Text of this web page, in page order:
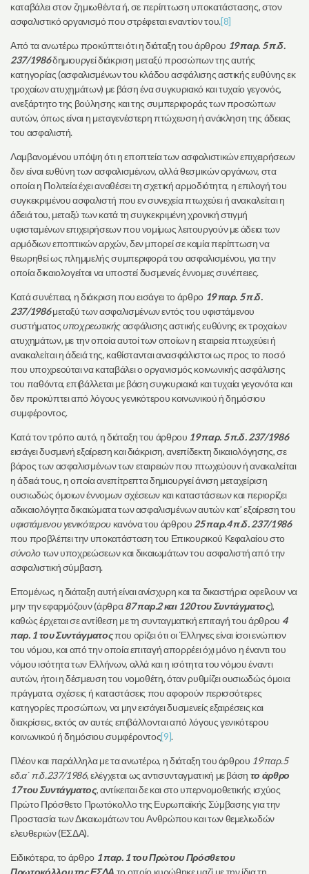
καταβάλει στον ζημιωθέντα ή, σε περίπτωση υποκατάστασης, στον
ασφαλιστικό οργανισμό που στρέφεται εναντίον του.[8]
Από τα ανωτέρω προκύπτει ότι η διάταξη του άρθρου 19 παρ. 5 π.δ.
237/1986δημιουργεί διάκριση μεταξύ προσώπων της αυτής
κατηγορίας (ασφαλισμένων του κλάδου ασφάλισης αστικής ευθύνης εκ
τροχαίων ατυχημάτων) με βάση ένα συγκυριακό και τυχαίο γεγονός,
ανεξάρτητο της βούλησης και της συμπεριφοράς των προσώπων
αυτών, όπως είναι η μεταγενέστερη πτώχευση ή ανάκληση της άδειας
του ασφαλιστή.
Λαμβανομένου υπόψη ότι η εποπτεία των ασφαλιστικών επιχειρήσεων
δεν είναι ευθύνη των ασφαλισμένων, αλλά θεσμικών οργάνων, στα
οποία η Πολιτεία έχει αναθέσει τη σχετική αρμοδιότητα, η επιλογή του
συγκεκριμένου ασφαλιστή που εν συνεχεία πτωχεύει ή ανακαλείται η
άδειά του, μεταξύ των κατά τη συγκεκριμένη χρονική στιγμή
υφισταμένων επιχειρήσεων που νομίμως λειτουργούν με άδεια των
αρμόδιων εποπτικών αρχών, δεν μπορεί σε καμία περίπτωση να
θεωρηθεί ως πλημμελής συμπεριφορά του ασφαλισμένου, για την
οποία δικαιολογείται να υποστεί δυσμενείς έννομες συνέπειες.
Κατά συνέπεια, η διάκριση που εισάγει το άρθρο 19 παρ. 5 π.δ.
237/1986μεταξύ των ασφαλισμένων εντός του υφιστάμενου
συστήματοςυποχρεωτικήςασφάλισης αστικής ευθύνης εκ τροχαίων
ατυχημάτων, με την οποία αυτοί των οποίων η εταιρεία πτωχεύει ή
ανακαλείται η άδειά της, καθίστανται ανασφάλιστοι ως προς το ποσό
που υποχρεούται να καταβάλει ο οργανισμός κοινωνικής ασφάλισης
του παθόντα, επιβάλλεται με βάση συγκυριακά και τυχαία γεγονότα και
δεν προκύπτει από λόγους γενικότερου κοινωνικού ή δημόσιου
συμφέροντος.
Κατά τον τρόπο αυτό, η διάταξη του άρθρου 19 παρ. 5 π.δ. 237/1986
εισάγει δυσμενή εξαίρεση και διάκριση, ανεπίδεκτη δικαιολόγησης, σε
βάρος των ασφαλισμένων των εταιρειών που πτωχεύουν ή ανακαλείται
η άδειά τους, η οποία ανεπίτρεπτα δημιουργεί άνιση μεταχείριση
ουσιωδώς όμοιων έννομων σχέσεων και καταστάσεων και περιορίζει
αδικαιολόγητα δικαιώματα των ασφαλισμένων αυτών κατ’ εξαίρεση του
υφιστάμενουγενικότερου κανόνα του άρθρου25 παρ.4 π.δ. 237/1986
που προβλέπει την υποκατάσταση του Επικουρικού Κεφαλαίου στο
σύνολοτων υποχρεώσεων και δικαιωμάτων του ασφαλιστή από την
ασφαλιστική σύμβαση.
Επομένως, η διάταξη αυτή είναι ανίσχυρη και τα δικαστήρια οφείλουν να
μην την εφαρμόζουν (άρθρα87 παρ.2 και 120 του Συντάγματος),
καθώς έρχεται σε αντίθεση με τη συνταγματική επιταγή του άρθρου 4
παρ. 1 του Συντάγματοςπου ορίζει ότι οι Έλληνες είναι ίσοι ενώπιον
του νόμου, και από την οποία επιταγή απορρέει όχι μόνο η έναντι του
νόμου ισότητα των Ελλήνων, αλλά και η ισότητα του νόμου έναντι
αυτών, ήτοι η δέσμευση του νομοθέτη, όταν ρυθμίζει ουσιωδώς όμοια
πράγματα, σχέσεις ή καταστάσεις που αφορούν περισσότερες
κατηγορίες προσώπων, να μην εισάγει δυσμενείς εξαιρέσεις και
διακρίσεις, εκτός αν αυτές επιβάλλονται από λόγους γενικότερου
κοινωνικού ή δημόσιου συμφέροντος[9].
Πλέον και παράλληλα με τα ανωτέρω, η διάταξη του άρθρου 19 παρ.5
εδ.α΄ π.δ.237/1986, ελέγχεται ως αντισυνταγματική με βάση το άρθρο
17 του Συντάγματος, αντίκειται δε και στο υπερνομοθετικής ισχύος
Πρώτο Πρόσθετο Πρωτόκολλο της Ευρωπαϊκής Σύμβασης για την
Προστασία των Δικαιωμάτων του Ανθρώπου και των θεμελιωδών
ελευθεριών (ΕΣΔΑ).
Ειδικότερα, το άρθρο 1 παρ. 1 του Πρώτου Πρόσθετου